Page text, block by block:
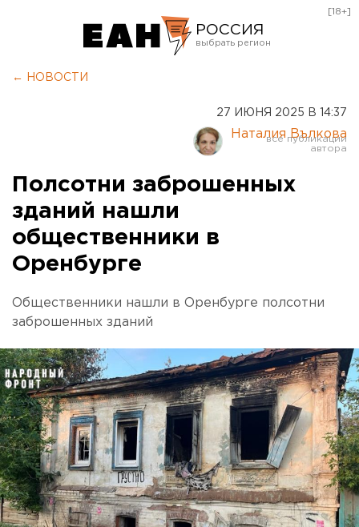
РОССИЯ
Курган
Оренбург
[18+]
← НОВОСТИ
27 ИЮНЯ 2025 В 14:37
Наталия Вълкова
Полсотни заброшенных
зданий нашли
общественники в
Оренбурге
Общественники нашли в Оренбурге полсотни
заброшенных зданий